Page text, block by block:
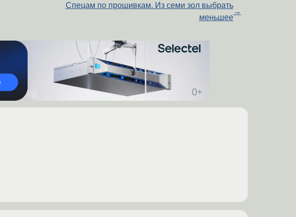
Спецам по прошивкам. Из семи зол выбрать
меньшее
→